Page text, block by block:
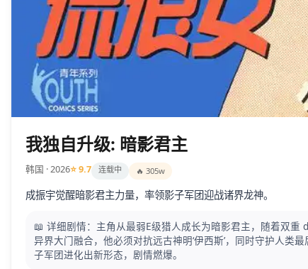
我独自升级: 暗影君主
韩国 · 2026⭐ 9.7 连载中 🔥 305w
成振宇觉醒暗影君主力量，率领影子军团迎战诸界龙神。
📖 详细剧情：主角从最弱E级猎人成长为暗影君主，随着双重
异界大门融合，他必须对抗远古神明‘伊西斯’，同时守护人类
子军团进化出新形态，剧情燃爆。